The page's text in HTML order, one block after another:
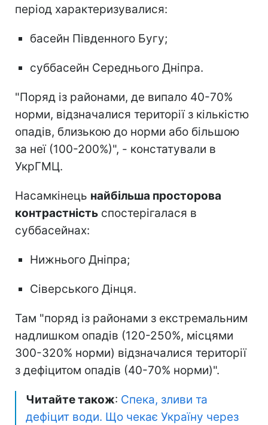
період характеризувалися:
басейн Південного Бугу;
суббасейн Середнього Дніпра.
"Поряд із районами, де випало 40-70%
норми, відзначалися території з кількістю
опадів, близькою до норми або більшою
за неї (100-200%)", - констатували в
УкрГМЦ.
Насамкінець найбільша просторова
контрастність спостерігалася в
суббасейнах:
Нижнього Дніпра;
Сіверського Дінця.
Там "поряд із районами з екстремальним
надлишком опадів (120-250%, місцями
300-320% норми) відзначалися території
з дефіцитом опадів (40-70% норми)".
Читайте також: Спека, зливи та
дефіцит води. Що чекає Україну через